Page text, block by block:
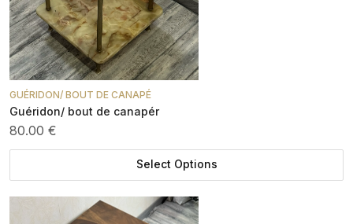
GUÉRIDON/ BOUT DE CANAPÉ
Guéridon/ bout de canapér
80.00 €
Select Options